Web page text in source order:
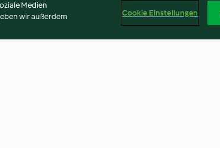
Medien
wir außerdem
Cookie Einstellungen